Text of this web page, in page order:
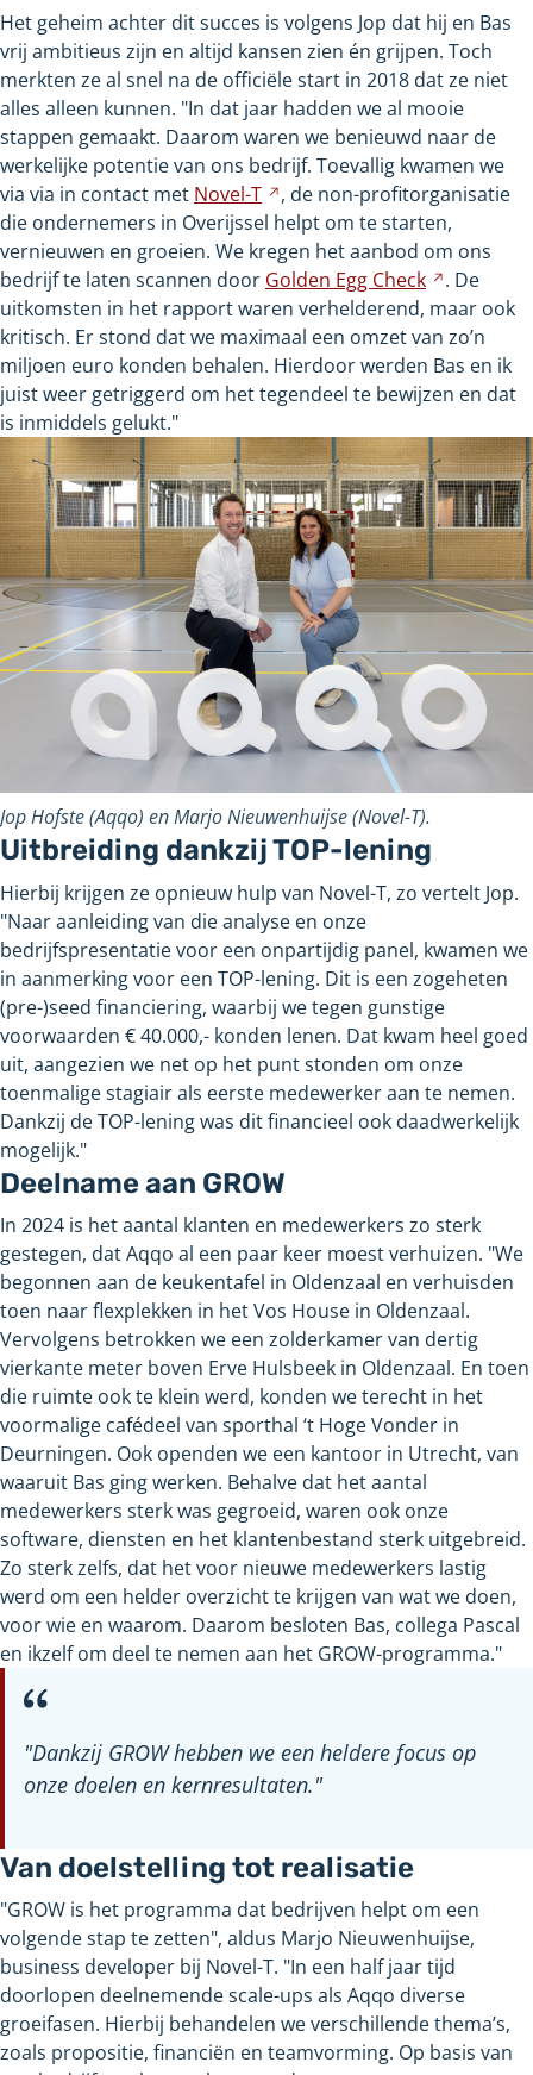
Het geheim achter dit succes is volgens Jop dat hij en Bas
vrij ambitieus zijn en altijd kansen zien én grijpen. Toch
merkten ze al snel na de officiële start in 2018 dat ze niet
alles alleen kunnen. "In dat jaar hadden we al mooie
stappen gemaakt. Daarom waren we benieuwd naar de
werkelijke potentie van ons bedrijf. Toevallig kwamen we
via via in contact met Novel-T
Verwijst
naar
een
andere
website
, de non-profitorganisatie
die ondernemers in Overijssel helpt om te starten,
vernieuwen en groeien. We kregen het aanbod om ons
bedrijf te laten scannen door Golden Egg Check
Verwijst
naar
een
andere
website
. De
uitkomsten in het rapport waren verhelderend, maar ook
kritisch. Er stond dat we maximaal een omzet van zo’n
miljoen euro konden behalen. Hierdoor werden Bas en ik
juist weer getriggerd om het tegendeel te bewijzen en dat
is inmiddels gelukt."
Jop Hofste (Aqqo) en Marjo Nieuwenhuijse (Novel-T).
Uitbreiding dankzij TOP-lening
Hierbij krijgen ze opnieuw hulp van Novel-T, zo vertelt Jop.
"Naar aanleiding van die analyse en onze
bedrijfspresentatie voor een onpartijdig panel, kwamen we
in aanmerking voor een TOP-lening. Dit is een zogeheten
(pre-)seed financiering, waarbij we tegen gunstige
voorwaarden € 40.000,- konden lenen. Dat kwam heel goed
uit, aangezien we net op het punt stonden om onze
toenmalige stagiair als eerste medewerker aan te nemen.
Dankzij de TOP-lening was dit financieel ook daadwerkelijk
mogelijk."
Deelname aan GROW
In 2024 is het aantal klanten en medewerkers zo sterk
gestegen, dat Aqqo al een paar keer moest verhuizen. "We
begonnen aan de keukentafel in Oldenzaal en verhuisden
toen naar flexplekken in het Vos House in Oldenzaal.
Vervolgens betrokken we een zolderkamer van dertig
vierkante meter boven Erve Hulsbeek in Oldenzaal. En toen
die ruimte ook te klein werd, konden we terecht in het
voormalige cafédeel van sporthal ‘t Hoge Vonder in
Deurningen. Ook openden we een kantoor in Utrecht, van
waaruit Bas ging werken. Behalve dat het aantal
medewerkers sterk was gegroeid, waren ook onze
software, diensten en het klantenbestand sterk uitgebreid.
Zo sterk zelfs, dat het voor nieuwe medewerkers lastig
werd om een helder overzicht te krijgen van wat we doen,
voor wie en waarom. Daarom besloten Bas, collega Pascal
en ikzelf om deel te nemen aan het GROW-programma."
"Dankzij GROW hebben we een heldere focus op
onze doelen en kernresultaten."
Van doelstelling tot realisatie
"GROW is het programma dat bedrijven helpt om een
volgende stap te zetten", aldus Marjo Nieuwenhuijse,
business developer bij Novel-T. "In een half jaar tijd
doorlopen deelnemende scale-ups als Aqqo diverse
groeifasen. Hierbij behandelen we verschillende thema’s,
zoals propositie, financiën en teamvorming. Op basis van